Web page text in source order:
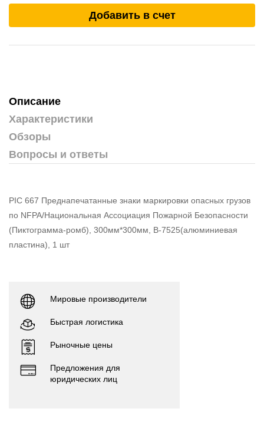
Добавить в счет
Описание
Характеристики
Обзоры
Вопросы и ответы
PIC 667 Преднапечатанные знаки маркировки опасных грузов
по NFPA/Национальная Ассоциация Пожарной Безопасности
(Пиктограмма-ромб), 300мм*300мм, B-7525(алюминиевая
пластина), 1 шт
Мировые производители
Быстрая логистика
Рыночные цены
Предложения для
юридических лиц